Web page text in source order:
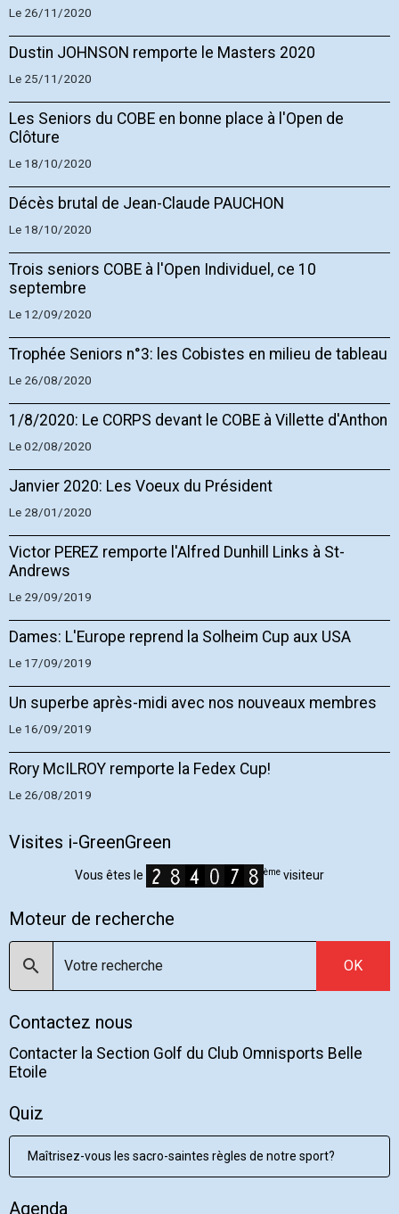
Le 26/11/2020
Dustin JOHNSON remporte le Masters 2020
Le 25/11/2020
Les Seniors du COBE en bonne place à l'Open de
Clôture
Le 18/10/2020
Décès brutal de Jean-Claude PAUCHON
Le 18/10/2020
Trois seniors COBE à l'Open Individuel, ce 10
septembre
Le 12/09/2020
Trophée Seniors n°3: les Cobistes en milieu de tableau
Le 26/08/2020
1/8/2020: Le CORPS devant le COBE à Villette d'Anthon
Le 02/08/2020
Janvier 2020: Les Voeux du Président
Le 28/01/2020
Victor PEREZ remporte l'Alfred Dunhill Links à St-
Andrews
Le 29/09/2019
Dames: L'Europe reprend la Solheim Cup aux USA
Le 17/09/2019
Un superbe après-midi avec nos nouveaux membres
Le 16/09/2019
Rory McILROY remporte la Fedex Cup!
Le 26/08/2019
Visites i-GreenGreen
Vous êtes le ème visiteur
Moteur de recherche
OK
Contactez nous
Contacter la Section Golf du Club Omnisports Belle
Etoile
Quiz
Maîtrisez-vous les sacro-saintes règles de notre sport?
Agenda